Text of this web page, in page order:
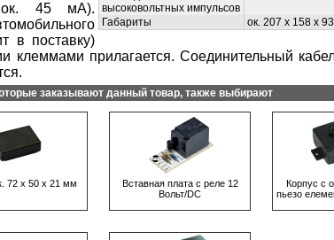
высоковольтных импульсов
Габариты ок. 207 x 158 x
ок. 45 мA).
в поставку)
клеммами прилагается. Соединительный
заказывают данный товар, также выбирают
72 х 50 х 21 мм
Встaвнaя плaтa с рeлe 12
Вольт/DC
Корпус с
пьезо